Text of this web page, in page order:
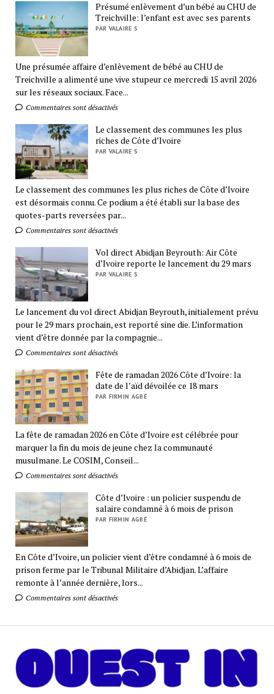
Présumé enlèvement d’un bébé au CHU de
Treichville: l’enfant est avec ses parents
PAR VALAIRE S
Une présumée affaire d’enlèvement de bébé au CHU de
Treichville a alimenté une vive stupeur ce mercredi 15 avril 2026
sur les réseaux sociaux. Face...
Commentaires sont désactivés
Le classement des communes les plus
riches de Côte d’Ivoire
PAR VALAIRE S
Le classement des communes les plus riches de Côte d’Ivoire
est désormais connu. Ce podium a été établi sur la base des
quotes-parts reversées par...
Commentaires sont désactivés
Vol direct Abidjan Beyrouth: Air Côte
d’Ivoire reporte le lancement du 29 mars
PAR VALAIRE S
Le lancement du vol direct Abidjan Beyrouth, initialement prévu
pour le 29 mars prochain, est reporté sine die. L’information
vient d’être donnée par la compagnie...
Commentaires sont désactivés
Fête de ramadan 2026 Côte d’Ivoire: la
date de l’aïd dévoilée ce 18 mars
PAR FIRMIN AGBÉ
La fête de ramadan 2026 en Côte d’Ivoire est célébrée pour
marquer la fin du mois de jeune chez la communauté
musulmane. Le COSIM, Conseil...
Commentaires sont désactivés
Côte d’Ivoire : un policier suspendu de
salaire condamné à 6 mois de prison
PAR FIRMIN AGBÉ
En Côte d’Ivoire, un policier vient d’être condamné à 6 mois de
prison ferme par le Tribunal Militaire d’Abidjan. L’affaire
remonte à l’année dernière, lors...
Commentaires sont désactivés